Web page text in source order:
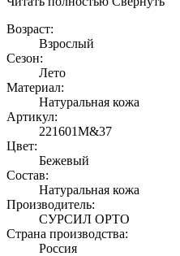
Возраст:
Взрослый
Сезон:
Лето
Материал:
Натуральная кожа
Артикул:
221601M&37
Цвет:
Бежевый
Состав:
Натуральная кожа
Производитель:
СУРСИЛ ОРТО
Страна производства:
Россия